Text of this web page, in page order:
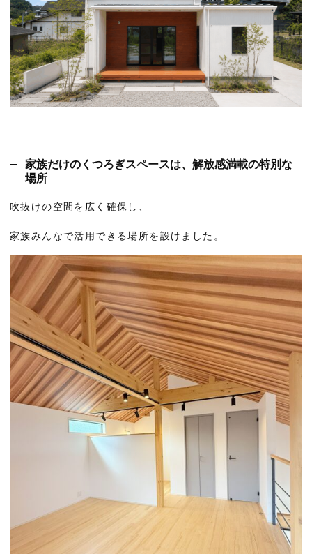
家族だけのくつろぎスペースは、解放感満載の特別な
場所
吹抜けの空間を広く確保し、
家族みんなで活用できる場所を設けました。